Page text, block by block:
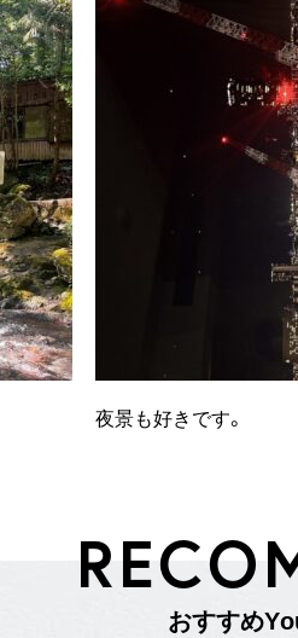
夜景も好きです。
RECO
おすすめYo